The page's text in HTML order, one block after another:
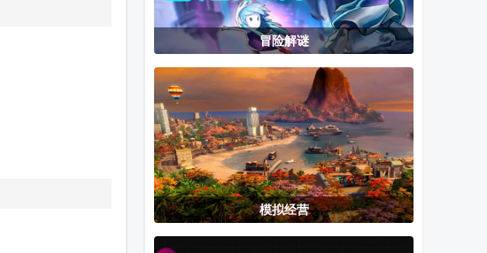
管道梦工厂免
内购版(Cup
Heroes)
泞之翼3玉碎
篇最新版
PSP模拟器街
头霸王3安卓
废物成神免广
告无限金币
往事游戏中文
免费版(When
Past Was
Around)
kemopop游戏
直装版
兽娘训练家安
太空行动国际
Nightgamer汉
冒险解谜
模拟经营